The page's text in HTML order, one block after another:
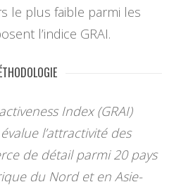
le plus faible parmi les
l’indice GRAI.
Index (GRAI)
l’attractivité des
de détail parmi 20 pays
du Nord et en Asie-